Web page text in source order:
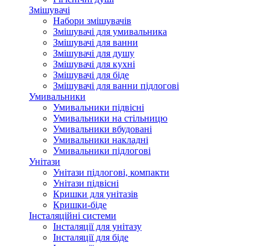
Змішувачі
Набори змішувачів
Змішувачі для умивальника
Змішувачі для ванни
Змішувачі для душу
Змішувачі для кухні
Змішувачі для біде
Змішувачі для ванни підлогові
Умивальники
Умивальники підвісні
Умивальники на стільницю
Умивальники вбудовані
Умивальники накладні
Умивальники підлогові
Унітази
Унітази підлогові, компакти
Унітази підвісні
Кришки для унітазів
Кришки-біде
Інсталяційні системи
Інсталяції для унітазу
Інсталяції для біде